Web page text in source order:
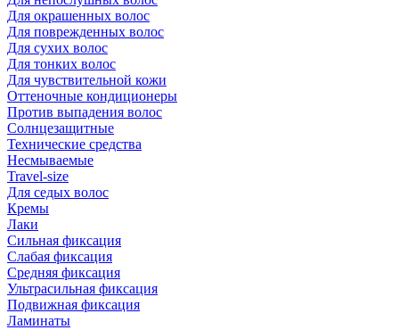
Для окрашенных волос
Для поврежденных волос
Для сухих волос
Для тонких волос
Для чувствительной кожи
Оттеночные кондиционеры
Против выпадения волос
Солнцезащитные
Технические средства
Несмываемые
Travel-size
Для седых волос
Кремы
Лаки
Сильная фиксация
Слабая фиксация
Средняя фиксация
Ультрасильная фиксация
Подвижная фиксация
Ламинаты